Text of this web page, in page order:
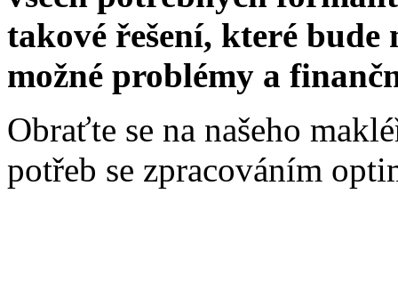
takové řešení, které bude
možné problémy a
Obraťte se na našeho
potřeb se zpracováním